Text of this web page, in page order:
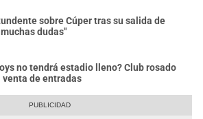
sobre Cúper tras su salida de
dudas"
no tendrá estadio lleno? Club rosado
venta de entradas